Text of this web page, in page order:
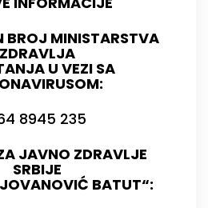
BROJ MINISTARSTVA
ZDRAVLJA
U VEZI SA
8945 235
JAVNO ZDRAVLJE
SRBIJE
BATUT“: